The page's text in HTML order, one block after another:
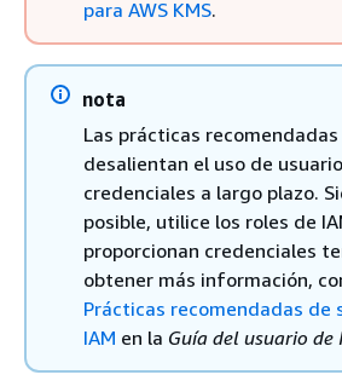
para AWS KMS.
nota
Las prácticas recomendadas
desalientan el uso de
credenciales a largo plazo.
posible, utilice los roles de
proporcionan credenciales
obtener más información,
Prácticas recomendadas de
IAM en la Guía del usuario de